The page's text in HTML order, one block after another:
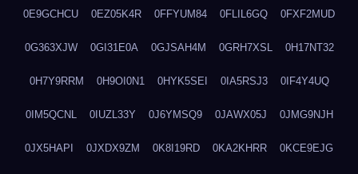
0E9GCHCU 0EZ05K4R 0FFYUM84 0FLIL6GQ 0FXF2MUD
0G363XJW 0GI31E0A 0GJSAH4M 0GRH7XSL 0H17NT32
0H7Y9RRM 0H9OI0N1 0HYK5SEI 0IA5RSJ3 0IF4Y4UQ
0IM5QCNL 0IUZL33Y 0J6YMSQ9 0JAWX05J 0JMG9NJH
0JX5HAPI 0JXDX9ZM 0K8I19RD 0KA2KHRR 0KCE9EJG